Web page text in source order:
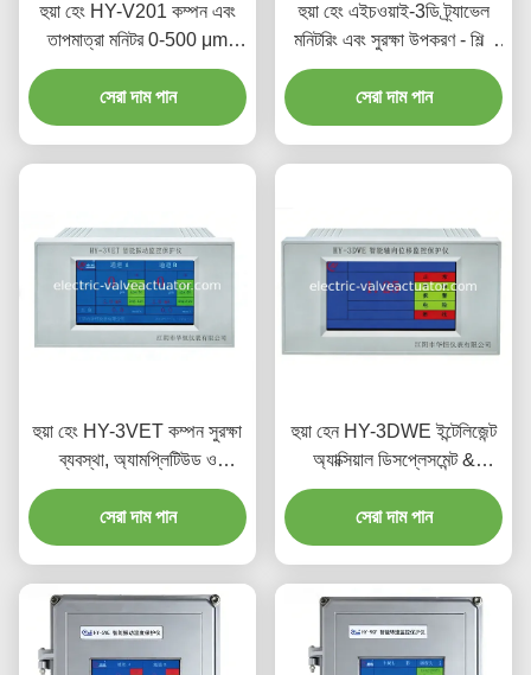
হুয়া হেং HY-V201 কম্পন এবং
তাপমাত্রা মনিটর 0-500 μm
বিস্তৃতি 4-20mA বর্তমান আউটপুট
এবং শিল্প ব্যবহারের জন্য LED
ডিসপ্লে
সেরা দাম পান
হুয়া হেং এইচওয়াই-3ডি ট্র্যাভেল
মনিটরিং এবং সুরক্ষা উপকরণ - শিল্প
সরঞ্জাম স্থানচ্যুতি পর্যবেক্ষণ এবং
সীমা সুরক্ষা
সেরা দাম পান
হুয়া হেং HY-3VET কম্পন সুরক্ষা
ব্যবস্থা, অ্যামপ্লিটিউড ও
ইনটেনসিটি মনিটরিং সহ
সেরা দাম পান
হুয়া হেন HY-3DWE ইন্টেলিজেন্ট
অ্যাক্সিয়াল ডিসপ্লেসমেন্ট &
ডিফারেনশিয়াল এক্সপেনশন মনিটর
সেরা দাম পান